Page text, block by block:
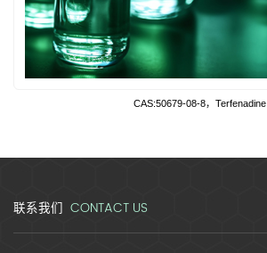
CAS:50679-08-8，Terfenadine
联系我们 CONTACT US